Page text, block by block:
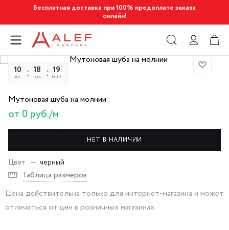
Бесплатная доставка при 100% предоплате заказа
онлайн!
10
дн
18
час
19
мин
Мутоновая шуба на молнии
от 0 руб./м
НЕТ В НАЛИЧИИ
Цвет — черный
Таблица размеров
Цена действительна только для интернет-магазина и может
отличаться от цен в розничных магазинах